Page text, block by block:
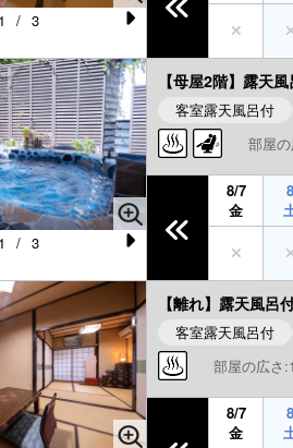
e
xt
1 / 3
e
xt
1 / 3
【母屋2階】露天
客室露天風呂付
部屋
8/7
金
8
【離れ】露天風呂
客室露天風呂付
部屋の広さ
8/7
金
8